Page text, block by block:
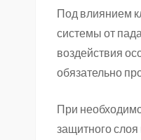
Под влиянием
системы от
воздействия
обязательно
При
защитного